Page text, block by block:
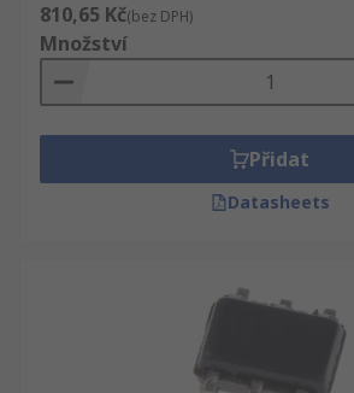
810,65 Kč(bez DPH)
Množství
Přidat
Datasheets